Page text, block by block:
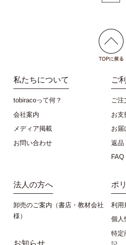
私たちについて
tobiracoって何？
会社案内
メディア掲載
お問い合わせ
ご
ご注
お支
お届
返品
FAQ
法人の方へ
卸売のご案内（書店・教材会社
様）
ポ
利用
個人
特定